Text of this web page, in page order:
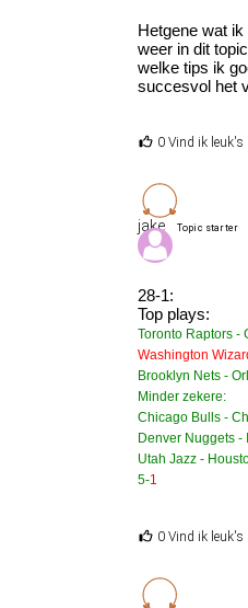
Hetgene wat
weer in dit
welke tips ik
succesvol het
0 Vind ik leuk's
jake Topic starter
28-1:
Top plays:
Toronto Raptors -
Washington
Brooklyn Nets -
Minder zekere:
Chicago Bulls -
Denver Nuggets -
Utah Jazz -
5-1
0 Vind ik leuk's